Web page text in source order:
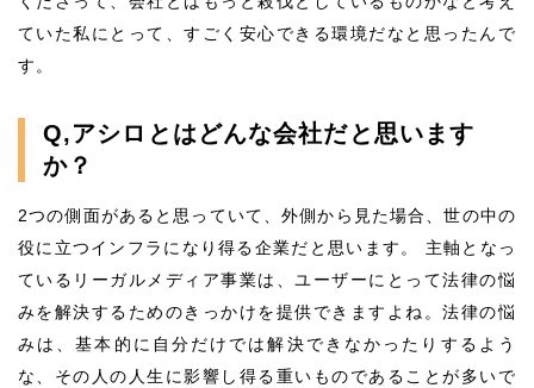
ていた私にとって、すごく安心できる環境だなと思ったんで
す。
Q,アシロとはどんな会社だと思います
か？
2つの側面があると思っていて、外側から見た場合、世の中の
役に立つインフラになり得る企業だと思います。 主軸となっ
ているリーガルメディア事業は、ユーザーにとって法律の悩
みを解決するためのきっかけを提供できますよね。法律の悩
みは、基本的に自分だけでは解決できなかったりするよう
な、その人の人生に影響し得る重いものであることが多いで